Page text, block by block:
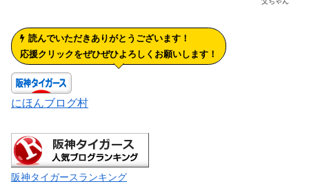
読んでいただきありがとうございます！
応援クリックをぜひぜひよろしくお願いします！
にほんブログ村
阪神タイガースランキング